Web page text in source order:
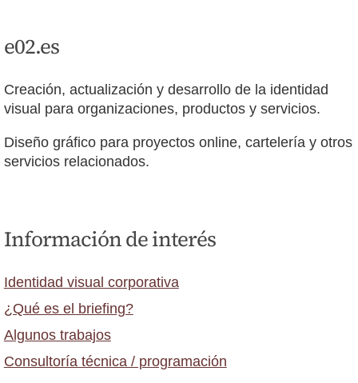
e02.es
Creación, actualización y desarrollo de la identidad
visual para organizaciones, productos y servicios.
Diseño gráfico para proyectos online, cartelería y otros
servicios relacionados.
Información de interés
Identidad visual corporativa
¿Qué es el briefing?
Algunos trabajos
Consultoría técnica / programación